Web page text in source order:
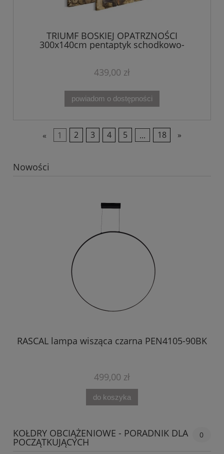
TRIUMF BOSKIEJ OPATRZNOŚCI
300x140cm pentaptyk schodkowo-
prosty
439,00 zł
powiadom o dostępności
« 1 2 3 4 5 ... 18 »
Nowości
RASCAL lampa wisząca czarna PEN4105-90BK
499,00 zł
do koszyka
KOŁDRY OBCIĄŻENIOWE - PORADNIK DLA
POCZĄTKUJĄCYCH
0